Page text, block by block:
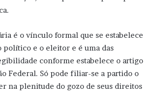
é o vínculo formal que se estabelece
político e o eleitor e é uma das
conforme estabelece o artigo
Federal. Só pode filiar-se a partido o
na plenitude do gozo de seus direitos